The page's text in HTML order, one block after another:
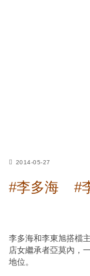
2014-05-27
#李多海 #
李多海和李東旭搭檔
店女繼承者亞莫內，
地位。